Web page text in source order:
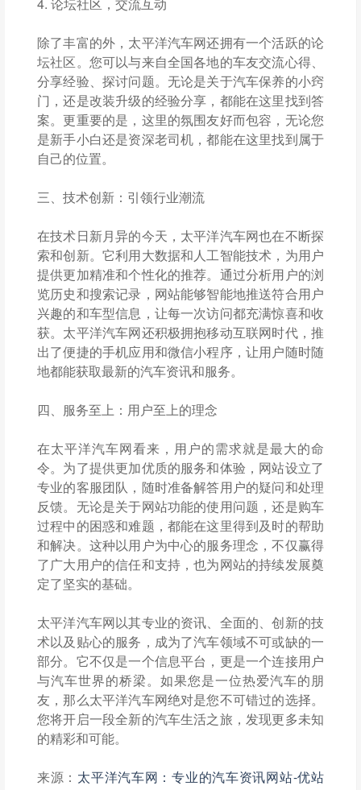
除了丰富的外，太平洋汽车网还拥有一个活跃的论
坛社区。您可以与来自全国各地的车友交流心得、
分享经验、探讨问题。无论是关于汽车保养的小窍
门，还是改装升级的经验分享，都能在这里找到答
案。更重要的是，这里的氛围友好而包容，无论您
是新手小白还是资深老司机，都能在这里找到属于
自己的位置。
三、技术创新：引领行业潮流
在技术日新月异的今天，太平洋汽车网也在不断探
索和创新。它利用大数据和人工智能技术，为用户
提供更加精准和个性化的推荐。通过分析用户的浏
览历史和搜索记录，网站能够智能地推送符合用户
兴趣的和车型信息，让每一次访问都充满惊喜和收
获。太平洋汽车网还积极拥抱移动互联网时代，推
出了便捷的手机应用和微信小程序，让用户随时随
地都能获取最新的汽车资讯和服务。
四、服务至上：用户至上的理念
在太平洋汽车网看来，用户的需求就是最大的命
令。为了提供更加优质的服务和体验，网站设立了
专业的客服团队，随时准备解答用户的疑问和处理
反馈。无论是关于网站功能的使用问题，还是购车
过程中的困惑和难题，都能在这里得到及时的帮助
和解决。这种以用户为中心的服务理念，不仅赢得
了广大用户的信任和支持，也为网站的持续发展奠
定了坚实的基础。
太平洋汽车网以其专业的资讯、全面的、创新的技
术以及贴心的服务，成为了汽车领域不可或缺的一
部分。它不仅是一个信息平台，更是一个连接用户
与汽车世界的桥梁。如果您是一位热爱汽车的朋
友，那么太平洋汽车网绝对是您不可错过的选择。
您将开启一段全新的汽车生活之旅，发现更多未知
的精彩和可能。
来源： 太平洋汽车网：专业的汽车资讯网站-优站